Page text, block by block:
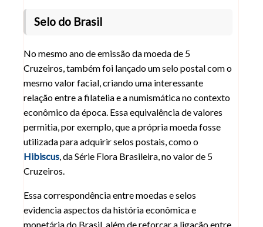
Selo do Brasil
No mesmo ano de emissão da moeda de 5
Cruzeiros, também foi lançado um selo postal com o
mesmo valor facial, criando uma interessante
relação entre a filatelia e a numismática no contexto
econômico da época. Essa equivalência de valores
permitia, por exemplo, que a própria moeda fosse
utilizada para adquirir selos postais, como o
Hibiscus, da Série Flora Brasileira, no valor de 5
Cruzeiros.
Essa correspondência entre moedas e selos
evidencia aspectos da história econômica e
monetária do Brasil, além de reforçar a ligação entre